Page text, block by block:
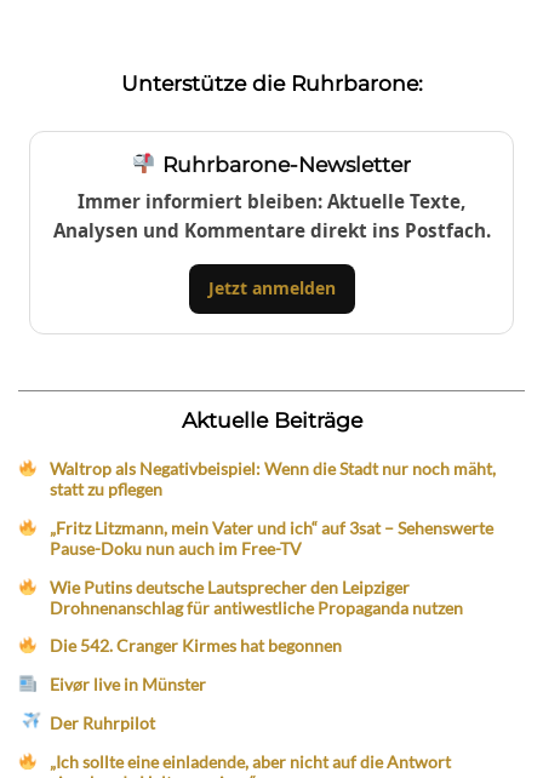
Unterstütze die Ruhrbarone:
Ruhrbarone-Newsletter
Immer informiert bleiben: Aktuelle Texte,
Analysen und Kommentare direkt ins Postfach.
Jetzt anmelden
Aktuelle Beiträge
Waltrop als Negativbeispiel: Wenn die Stadt nur noch mäht,
statt zu pflegen
„Fritz Litzmann, mein Vater und ich“ auf 3sat – Sehenswerte
Pause-Doku nun auch im Free-TV
Wie Putins deutsche Lautsprecher den Leipziger
Drohnenanschlag für antiwestliche Propaganda nutzen
Die 542. Cranger Kirmes hat begonnen
Eivør live in Münster
Der Ruhrpilot
„Ich sollte eine einladende, aber nicht auf die Antwort